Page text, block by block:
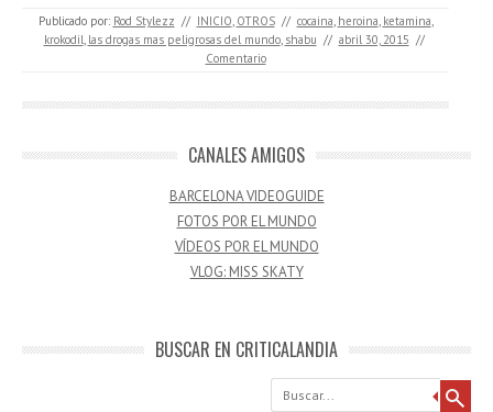
Publicado por: Rod Stylezz // INICIO, OTROS // cocaina, heroina, ketamina,
krokodil, las drogas mas peligrosas del mundo, shabu // abril 30, 2015 //
Comentario
CANALES AMIGOS
BARCELONA VIDEOGUIDE
FOTOS POR EL MUNDO
VÍDEOS POR EL MUNDO
VLOG: MISS SKATY
BUSCAR EN CRITICALANDIA
Buscar